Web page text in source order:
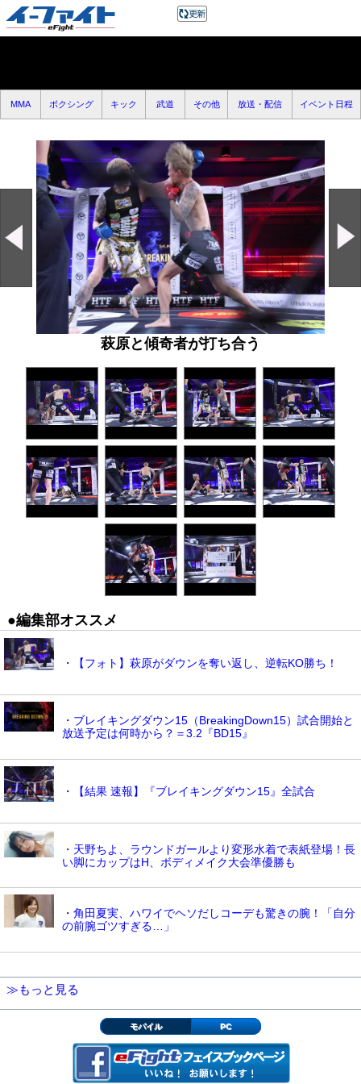
MMA ボクシング キック 武道 その他 放送・配信 イベント日程
萩原と傾奇者が打ち合う
●編集部オススメ
・【フォト】萩原がダウンを奪い返し、逆転KO勝ち！
・ブレイキングダウン15（BreakingDown15）試合開始と
放送予定は何時から？＝3.2『BD15』
・【結果 速報】『ブレイキングダウン15』全試合
・天野ちよ、ラウンドガールより変形水着で表紙登場！長
い脚にカップはH、ボディメイク大会準優勝も
・角田夏実、ハワイでヘソだしコーデも驚きの腕！「自分
の前腕ゴツすぎる…」
≫もっと見る
モバイル PC